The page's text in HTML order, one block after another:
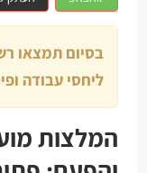
בסיום תמצאו
ליחסי עבודה
המלצות